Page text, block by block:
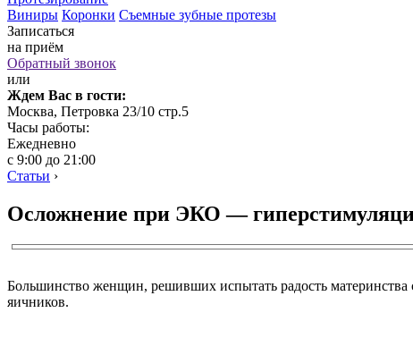
Виниры Коронки Съемные зубные протезы
Записаться
на приём
Обратный звонок
или
Ждем Вас в гости:
Москва, Петровка 23/10 стр.5
Часы работы:
Ежедневно
с 9:00 до 21:00
Статьи ›
Осложнение при ЭКО —
Большинство женщин, решивших испытать радость
яичников.